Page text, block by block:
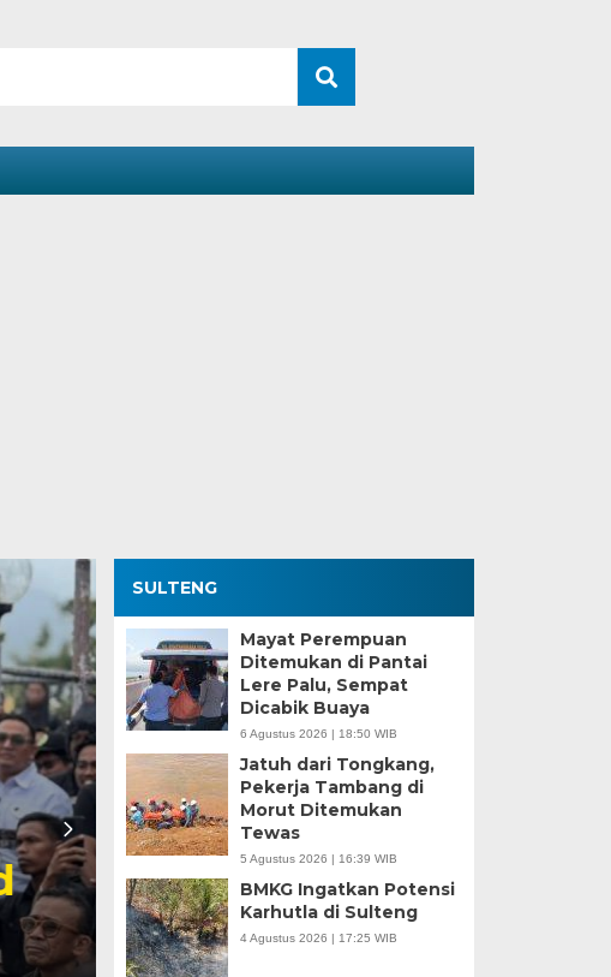
Kesaksian Buruh
Industri Nikel di
Minggu, 5 Jan 2025 - 18:59 WIB
HARIANSULTENG.COM, MOROWALI – Industri
SULTENG
Mayat Perempuan
Ditemukan di Pantai
Lere Palu, Sempat
Dicabik Buaya
6 Agustus 2026 | 18:50 WIB
Jatuh dari Tongkang,
Pekerja Tambang di
Morut Ditemukan
Tewas
5 Agustus 2026 | 16:39 WIB
BMKG Ingatkan Potensi
Karhutla di Sulteng
4 Agustus 2026 | 17:25 WIB